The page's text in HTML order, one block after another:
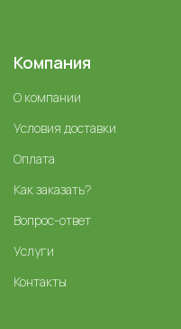
Компания
О компании
Условия доставки
Оплата
Как заказать?
Вопрос-ответ
Услуги
Контакты